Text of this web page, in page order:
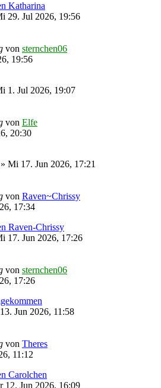
Katharina
29. Jul 2026, 19:56
von sternchen06
19:56
1. Jul 2026, 19:07
von Elfe
20:30
» Mi 17. Jun 2026, 17:21
von Raven~Chrissy
17:34
Raven-Chrissy
17. Jun 2026, 17:26
von sternchen06
17:26
Jun 2026, 11:58
von Theres
11:12
Carolchen
12. Jun 2026, 16:09